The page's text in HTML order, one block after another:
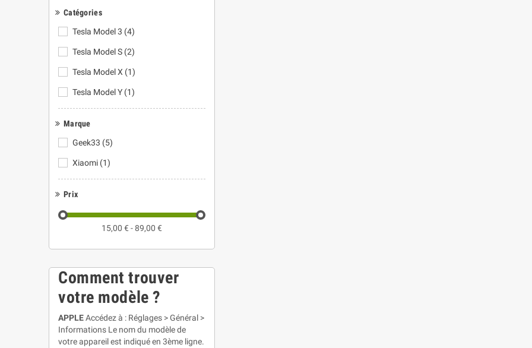
Catégories
Tesla Model 3 (4)
Tesla Model S (2)
Tesla Model X (1)
Tesla Model Y (1)
Marque
Geek33 (5)
Xiaomi (1)
Prix
15,00 € - 89,00 €
Comment trouver
votre modèle ?
APPLEAccédez à : Réglages > Général >
Informations Le nom du modèle de
votre appareil est indiqué en 3ème ligne.